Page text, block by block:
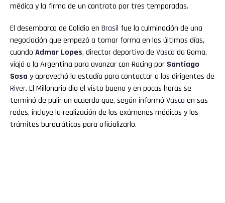
médica y la firma de un contrato por tres temporadas.
El desembarco de Colidio en Brasil fue la culminación de una
negociación que empezó a tomar forma en los últimos días,
cuando Admar Lopes, director deportivo de Vasco da Gama,
viajó a la Argentina para avanzar con Racing por Santiago
Sosa y aprovechó la estadía para contactar a los dirigentes de
River. El Millonario dio el visto bueno y en pocas horas se
terminó de pulir un acuerdo que, según informó Vasco en sus
redes, incluye la realización de los exámenes médicos y los
trámites burocráticos para oficializarlo.